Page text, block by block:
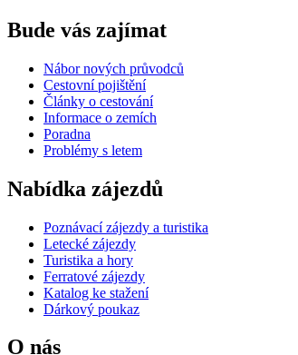
Bude vás zajímat
Nábor nových průvodců
Cestovní pojištění
Články o cestování
Informace o zemích
Poradna
Problémy s letem
Nabídka zájezdů
Poznávací zájezdy a turistika
Letecké zájezdy
Turistika a hory
Ferratové zájezdy
Katalog ke stažení
Dárkový poukaz
O nás